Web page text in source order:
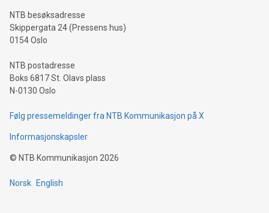
NTB besøksadresse
Skippergata 24 (Pressens hus)
0154 Oslo
NTB postadresse
Boks 6817 St. Olavs plass
N-0130 Oslo
Følg pressemeldinger fra NTB Kommunikasjon på X
Informasjonskapsler
© NTB Kommunikasjon 2026
Norsk English